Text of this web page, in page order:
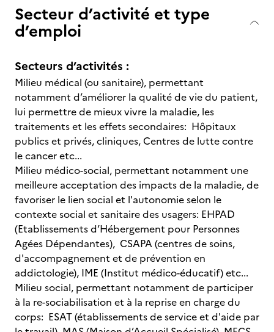
Secteur d’activité et type
d’emploi
Secteurs d’activités :
Milieu médical (ou sanitaire), permettant
notamment d’améliorer la qualité de vie du patient,
lui permettre de mieux vivre la maladie, les
traitements et les effets secondaires: Hôpitaux
publics et privés, cliniques, Centres de lutte contre
le cancer etc...
Milieu médico-social, permettant notamment une
meilleure acceptation des impacts de la maladie, de
favoriser le lien social et l'autonomie selon le
contexte social et sanitaire des usagers: EHPAD
(Etablissements d’Hébergement pour Personnes
Agées Dépendantes), CSAPA (centres de soins,
d'accompagnement et de prévention en
addictologie), IME (Institut médico-éducatif) etc...
Milieu social, permettant notamment de participer
à la re-sociabilisation et à la reprise en charge du
corps: ESAT (établissements de service et d'aide par